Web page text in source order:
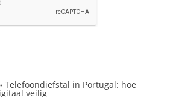
Telefoondiefstal in Portugal: hoe
veilig